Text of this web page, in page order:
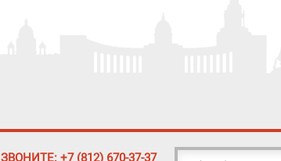
ЗВОНИТЕ: +7 (812) 670-37-37